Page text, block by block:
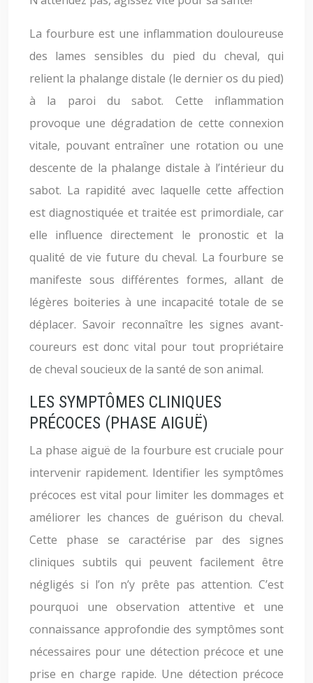
La fourbure est une inflammation douloureuse
des lames sensibles du pied du cheval, qui
relient la phalange distale (le dernier os du pied)
à la paroi du sabot. Cette inflammation
provoque une dégradation de cette connexion
vitale, pouvant entraîner une rotation ou une
descente de la phalange distale à l’intérieur du
sabot. La rapidité avec laquelle cette affection
est diagnostiquée et traitée est primordiale, car
elle influence directement le pronostic et la
qualité de vie future du cheval. La fourbure se
manifeste sous différentes formes, allant de
légères boiteries à une incapacité totale de se
déplacer. Savoir reconnaître les signes avant-
coureurs est donc vital pour tout propriétaire
de cheval soucieux de la santé de son animal.
LES SYMPTÔMES CLINIQUES
PRÉCOCES (PHASE AIGUË)
La phase aiguë de la fourbure est cruciale pour
intervenir rapidement. Identifier les symptômes
précoces est vital pour limiter les dommages et
améliorer les chances de guérison du cheval.
Cette phase se caractérise par des signes
cliniques subtils qui peuvent facilement être
négligés si l’on n’y prête pas attention. C’est
pourquoi une observation attentive et une
connaissance approfondie des symptômes sont
nécessaires pour une détection précoce et une
prise en charge rapide. Une détection précoce